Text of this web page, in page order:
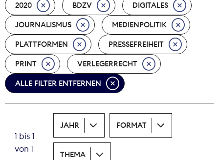
Nachhaltigkeit
Nachwuchs
Nova Award
Pressefreiheit
Print
Recht
Tarifpolitik
2020 BDZV DIGITALES
JOURNALISMUS MEDIENPOLITIK
PLATTFORMEN PRESSEFREIHEIT
PRINT VERLEGERRECHT
ALLE FILTER ENTFERNEN
1 bis 1
von 1
JAHR FORMAT
THEMA